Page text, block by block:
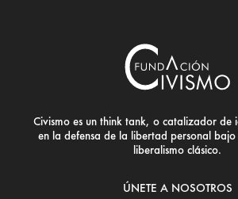
Civismo es un think tank, o catalizador de
en la defensa de la libertad personal
liberalismo clásico.
ÚNETE A NOSOTROS